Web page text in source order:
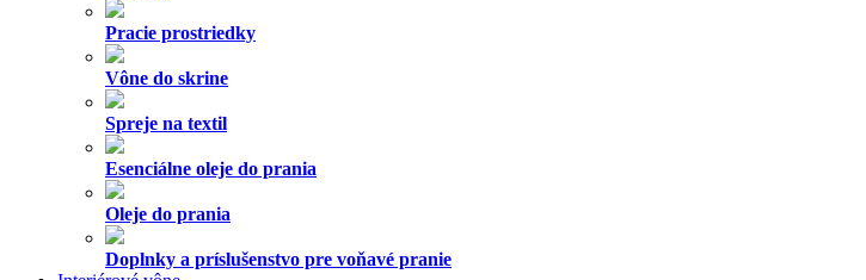
Pracie prostriedky
Vône do skrine
Spreje na textil
Esenciálne oleje do prania
Oleje do prania
Doplnky a príslušenstvo pre voňavé pranie